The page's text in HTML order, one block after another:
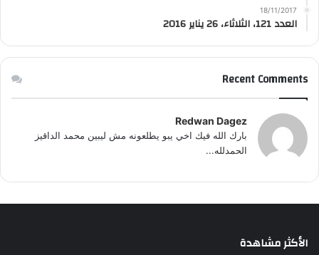
18/11/2017
العدد 121، الثلاثاء، 26 يناير 2016
Recent Comments
Redwan Dagez
بارك الله فيك اخي يبو يطلعونه مش ليبين محمد الداقيز
الحمدلله...
الأكثر مشاهدة